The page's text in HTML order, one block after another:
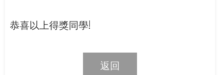
恭喜以上得獎同學!
返回